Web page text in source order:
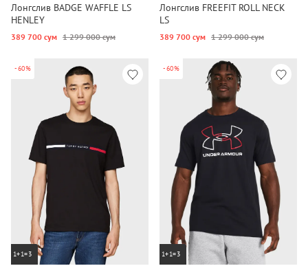
Лонгслив BADGE WAFFLE LS
HENLEY
389 700 сум 1 299 000 сум
Лонгслив FREEFIT ROLL NECK
LS
389 700 сум 1 299 000 сум
-60%
1+1=3
-60%
1+1=3